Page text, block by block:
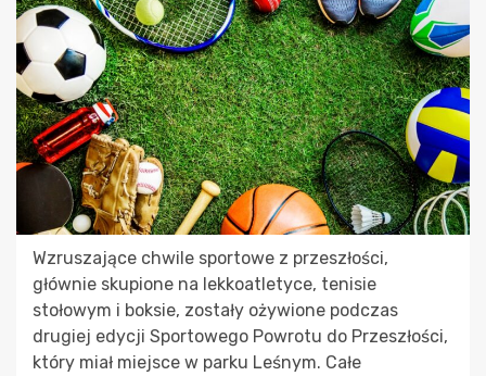
Wzruszające chwile sportowe z przeszłości,
głównie skupione na lekkoatletyce, tenisie
stołowym i boksie, zostały ożywione podczas
drugiej edycji Sportowego Powrotu do Przeszłości,
który miał miejsce w parku Leśnym. Całe